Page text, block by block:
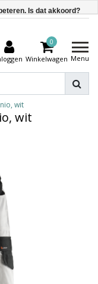
0
Winkelwagen Menu
wit
wit
Is dat akkoord?